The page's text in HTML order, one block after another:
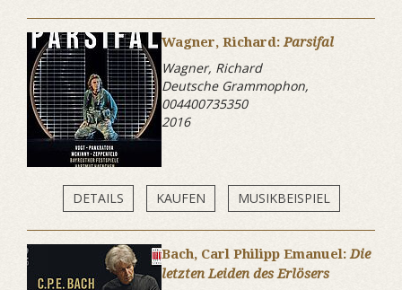
Wagner, Richard:Parsifal
Wagner, Richard
Deutsche Grammophon,
004400735350
2016
DETAILS KAUFEN MUSIKBEISPIEL
Bach, Carl Philipp Emanuel:Die
letzten Leiden des Erlösers